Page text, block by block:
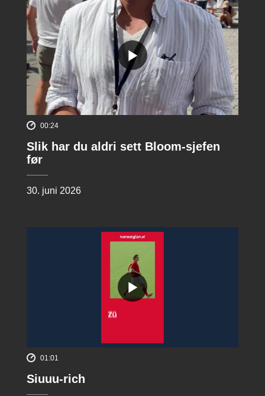
00:24
Slik har du aldri sett Bloom-sjefen
før
30. juni 2026
01:01
Siuuu-rich